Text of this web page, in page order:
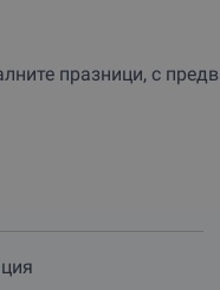
празници, с